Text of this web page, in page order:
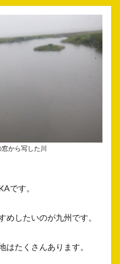
から写した川
です。
したいのが九州です。
はたくさんあります。